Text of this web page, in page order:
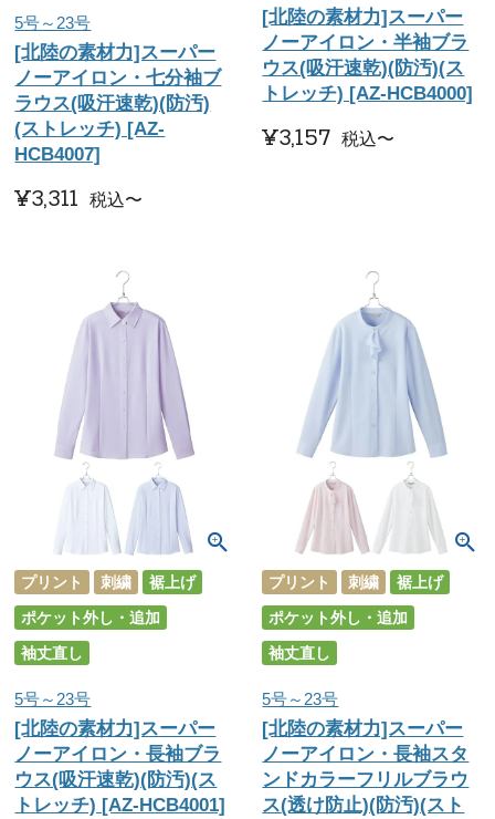
5号～23号
[北陸の素材力]スーパー
ノーアイロン・七分袖ブ
ラウス(吸汗速乾)(防汚)
(ストレッチ) [AZ-
HCB4007]
¥3,311 税込〜
[北陸の素材力]スーパー
ノーアイロン・半袖ブラ
ウス(吸汗速乾)(防汚)(ス
トレッチ) [AZ-HCB4000]
¥3,157 税込〜
プリント 刺繍
裾上げ
ポケット外し・追加
袖丈直し
5号～23号
[北陸の素材力]スーパー
ノーアイロン・長袖ブラ
ウス(吸汗速乾)(防汚)(ス
トレッチ) [AZ-HCB4001]
プリント 刺繍
裾上げ
ポケット外し・追加
袖丈直し
5号～23号
[北陸の素材力]スーパー
ノーアイロン・長袖スタ
ンドカラーフリルブラウ
ス(透け防止)(防汚)(スト